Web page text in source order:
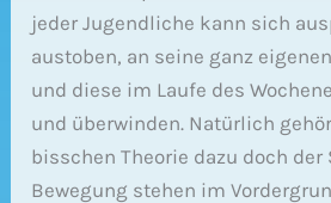
jeder Jugendliche kann sich
austoben, an seine ganz
und diese im Laufe des
und überwinden. Natürlich
bisschen Theorie dazu doch der
Bewegung stehen im